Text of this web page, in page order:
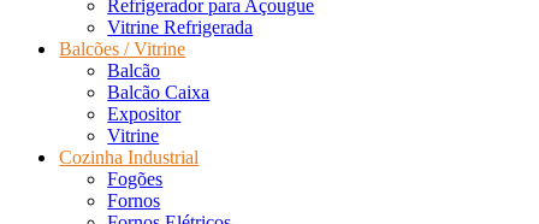
Refrigerador para Açougue
Vitrine Refrigerada
Balcões / Vitrine
Balcão
Balcão Caixa
Expositor
Vitrine
Cozinha Industrial
Fogões
Fornos